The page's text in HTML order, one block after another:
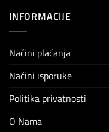
INFORMACIJE
Načini plaćanja
Načini isporuke
Politika privatnosti
O Nama